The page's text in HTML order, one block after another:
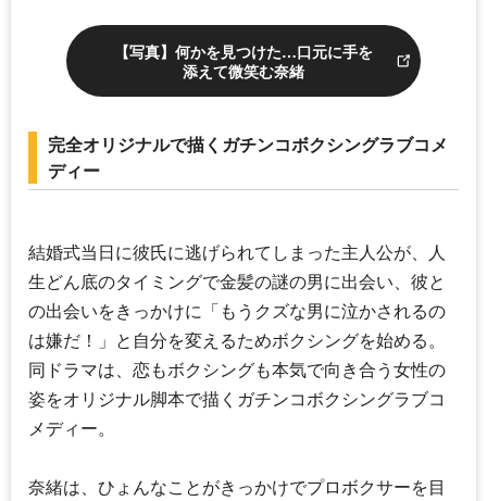
【写真】何かを見つけた…口元に手を
添えて微笑む奈緒
完全オリジナルで描くガチンコボクシングラブコメ
ディー
結婚式当日に彼氏に逃げられてしまった主人公が、人
生どん底のタイミングで金髪の謎の男に出会い、彼と
の出会いをきっかけに「もうクズな男に泣かされるの
は嫌だ！」と自分を変えるためボクシングを始める。
同ドラマは、恋もボクシングも本気で向き合う女性の
姿をオリジナル脚本で描くガチンコボクシングラブコ
メディー。
奈緒は、ひょんなことがきっかけでプロボクサーを目